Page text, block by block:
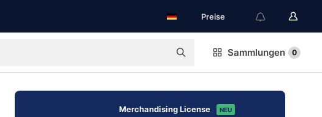
Preise
Sammlungen 0
Merchandising License NEU